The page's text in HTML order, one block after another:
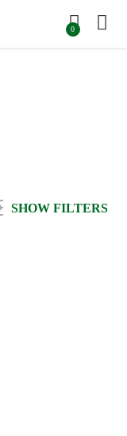
0
SHOW FILTERS